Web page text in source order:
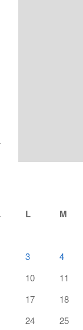
L M
3
4
10
11
17
18
24
25